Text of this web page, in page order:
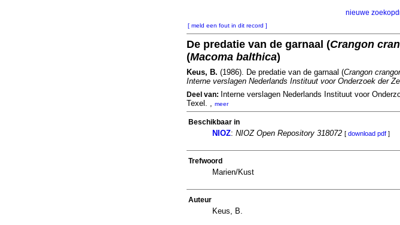
nieuwe
[ meld een fout in dit record ]
De predatie van de garnaal (Crangon
(Macoma balthica)
Keus, B. (1986). De predatie van de garnaal (Crangon
Interne verslagen Nederlands Instituut voor Onderzoek der
Deel van: Interne verslagen Nederlands Instituut voor
Texel. , meer
Beschikbaar in
NIOZ: NIOZ Open Repository 318072 [ download pdf ]
Trefwoord
Marien/Kust
Auteur
Keus, B.